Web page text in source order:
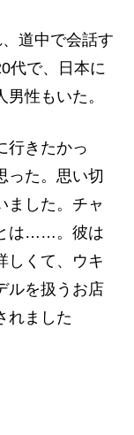
道中で会話す
代で、日本に
性もいた。
行きたかっ
った。思い切
ました。チャ
は……。彼は
しくて、ウキ
ルを扱うお店
れました